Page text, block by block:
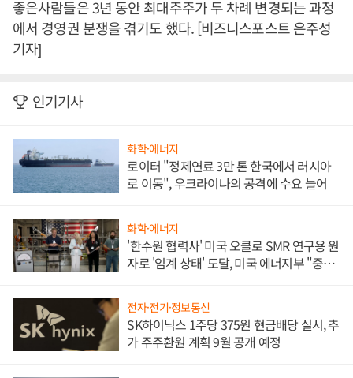
좋은사람들은 3년 동안 최대주주가 두 차례 변경되는 과정
에서 경영권 분쟁을 겪기도 했다. [비즈니스포스트 은주성
기자]
인기기사
화학·에너지
로이터 "정제연료 3만 톤 한국에서 러시아
로 이동", 우크라이나의 공격에 수요 늘어
화학·에너지
'한수원 협력사' 미국 오클로 SMR 연구용 원
자로 '임계 상태' 도달, 미국 에너지부 "중요
전자·전기·정보통신
SK하이닉스 1주당 375원 현금배당 실시, 추
가 주주환원 계획 9월 공개 예정